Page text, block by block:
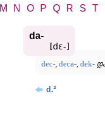
M N O P Q R S T
da-
[dɛ-]
dec-, deca-, dek-
d.²